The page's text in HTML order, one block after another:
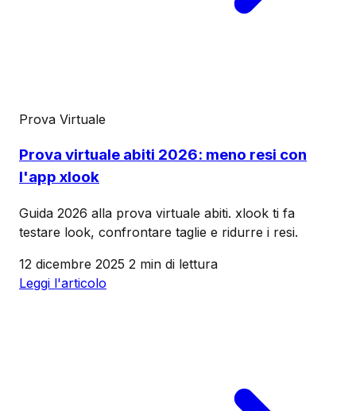
Prova Virtuale
Prova virtuale abiti 2026: meno resi con
l'app xlook
Guida 2026 alla prova virtuale abiti. xlook ti fa
testare look, confrontare taglie e ridurre i resi.
12 dicembre 2025 2 min di lettura
Leggi l'articolo